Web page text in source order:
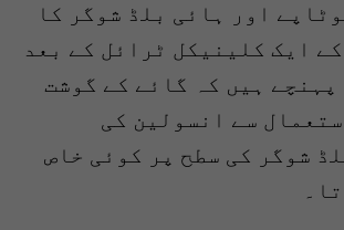
اور ہائی بلڈ شوگر کا
ایک کلینیکل ٹرائل کے بعد
پہنچے ہیں کہ گائے کے گوشت
سے انسولین کی
شوگر کی سطح پر کوئی خاص